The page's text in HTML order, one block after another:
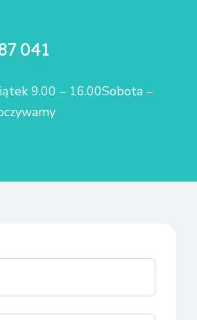
041
9.00 – 16.00Sobota –